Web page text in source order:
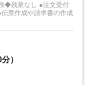
◆残業なし ●注文受付
票作成や請求書の作成
）